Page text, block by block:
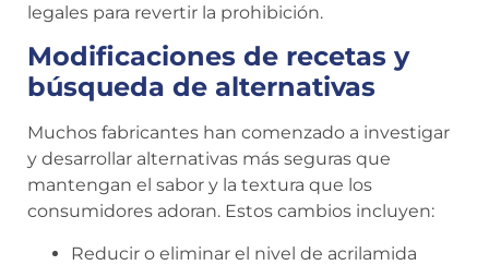
legales para revertir la prohibición.
Modificaciones de recetas y
búsqueda de alternativas
Muchos fabricantes han comenzado a investigar
y desarrollar alternativas más seguras que
mantengan el sabor y la textura que los
consumidores adoran. Estos cambios incluyen:
Reducir o eliminar el nivel de acrilamida